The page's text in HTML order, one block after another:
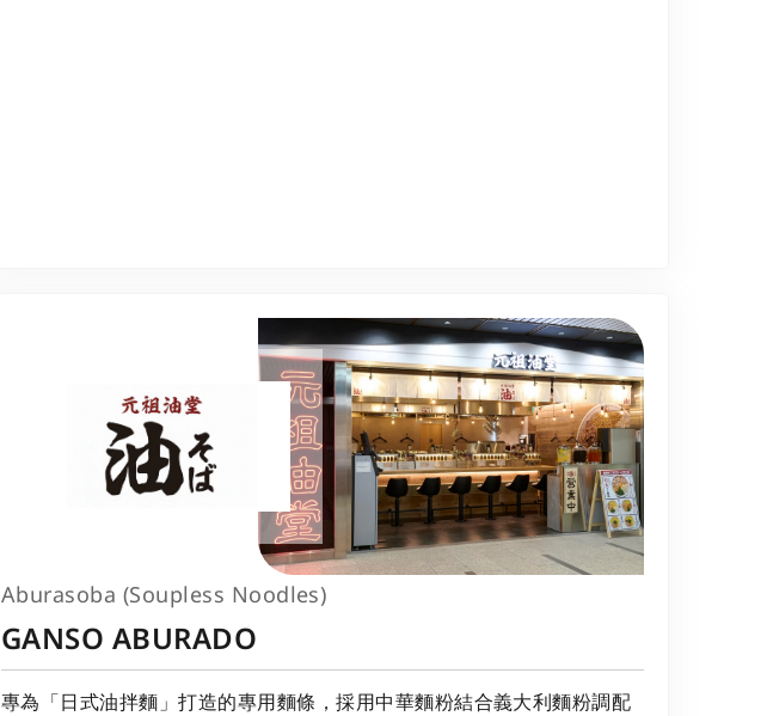
Aburasoba (Soupless Noodles)
GANSO ABURADO
專為「日式油拌麵」打造的專用麵條，採用中華麵粉結合義大利麵粉調配